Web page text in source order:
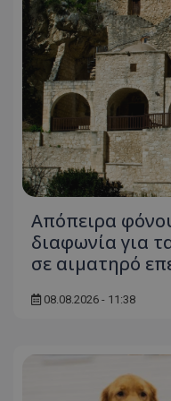
Απόπειρα
διαφωνία για
σε αιματηρό
08.08.2026 - 11:38